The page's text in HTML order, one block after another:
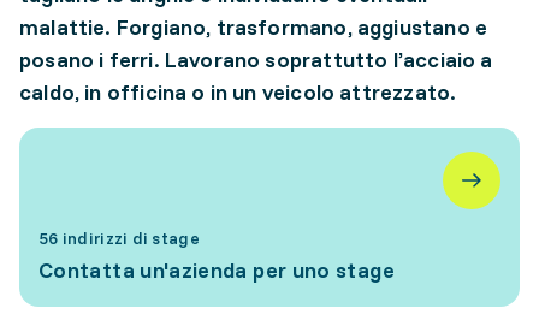
malattie. Forgiano, trasformano, aggiustano e
posano i ferri. Lavorano soprattutto l’acciaio a
caldo, in officina o in un veicolo attrezzato.
56 indirizzi di stage
Contatta un'azienda per uno stage